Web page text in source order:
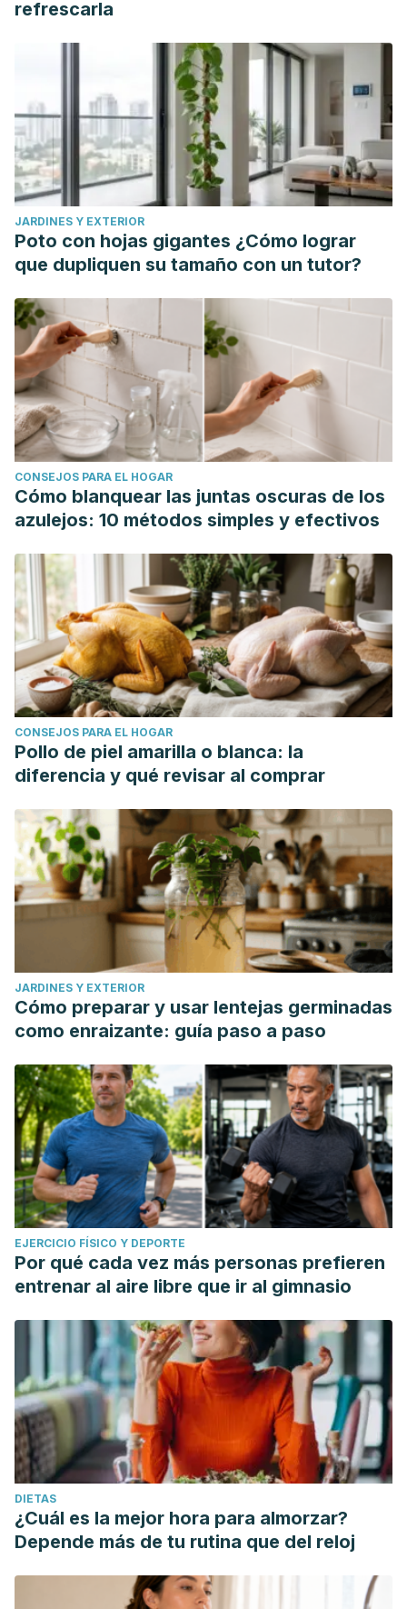
refrescarla
JARDINES Y EXTERIOR
Poto con hojas gigantes ¿Cómo lograr
que dupliquen su tamaño con un tutor?
CONSEJOS PARA EL HOGAR
Cómo blanquear las juntas oscuras de los
azulejos: 10 métodos simples y efectivos
CONSEJOS PARA EL HOGAR
Pollo de piel amarilla o blanca: la
diferencia y qué revisar al comprar
JARDINES Y EXTERIOR
Cómo preparar y usar lentejas germinadas
como enraizante: guía paso a paso
EJERCICIO FÍSICO Y DEPORTE
Por qué cada vez más personas prefieren
entrenar al aire libre que ir al gimnasio
DIETAS
¿Cuál es la mejor hora para almorzar?
Depende más de tu rutina que del reloj